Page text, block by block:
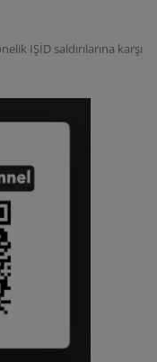
IŞİD saldırılarına karşı